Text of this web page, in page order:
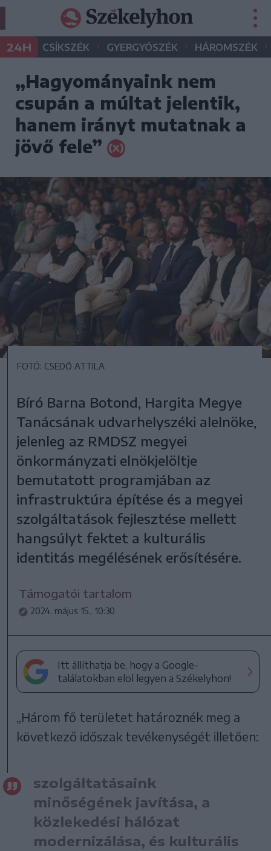
24H CSÍKSZÉK • GYERGYÓSZÉK • HÁROMSZÉK •
„Hagyományaink nem
csupán a múltat jelentik,
hanem irányt mutatnak a
jövő fele”
FOTÓ: CSEDŐ ATTILA
Bíró Barna Botond, Hargita Megye
Tanácsának udvarhelyszéki alelnöke,
jelenleg az RMDSZ megyei
önkormányzati elnökjelöltje
bemutatott programjában az
infrastruktúra építése és a megyei
szolgáltatások fejlesztése mellett
hangsúlyt fektet a kulturális
identitás megélésének erősítésére.
Támogatói tartalom
2024. május 15., 10:30
Itt állíthatja be, hogy a Google-
találatokban elöl legyen a Székelyhon!
„Három fő területet határoznék meg a
következő időszak tevékenységét illetően:
szolgáltatásaink
minőségének javítása, a
közlekedési hálózat
modernizálása, és kulturális